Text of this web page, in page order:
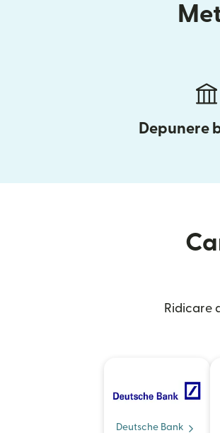
Depunere
Ridicare
Deutsche Bank